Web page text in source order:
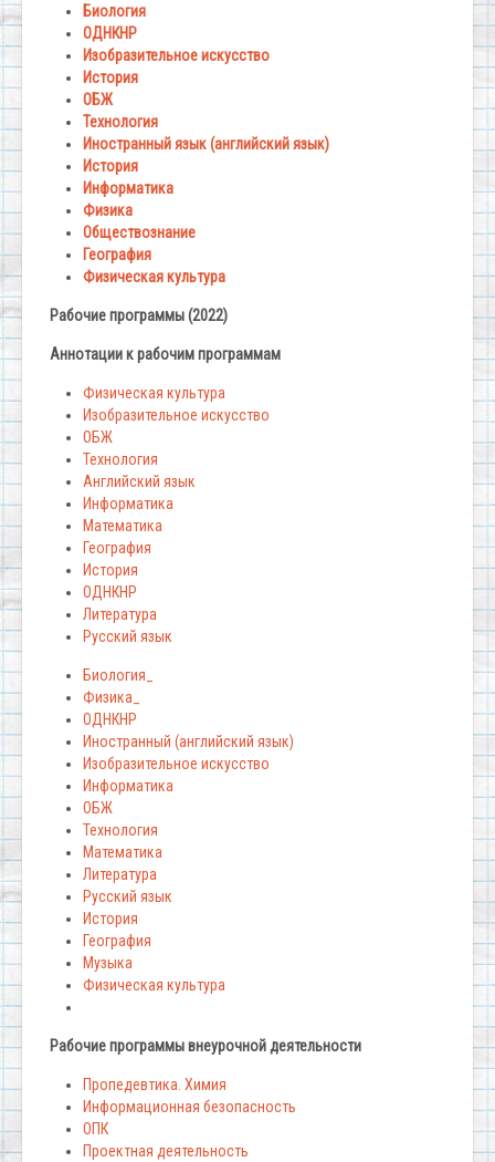
Биология
ОДНКНР
Изобразительное искусство
История
ОБЖ
Технология
Иностранный язык (английский язык)
История
Информатика
Физика
Обществознание
География
Физическая культура
Рабочие программы (2022)
Аннотации к рабочим программам
Физическая культура
Изобразительное искусство
ОБЖ
Технология
Английский язык
Информатика
Математика
География
История
ОДНКНР
Литература
Русский язык
Биология_
Физика_
ОДНКНР
Иностранный (английский язык)
Изобразительное искусство
Информатика
ОБЖ
Технология
Математика
Литература
Русский язык
История
География
Музыка
Физическая культура
Рабочие программы внеурочной деятельности
Пропедевтика. Химия
Информационная безопасность
ОПК
Проектная деятельность